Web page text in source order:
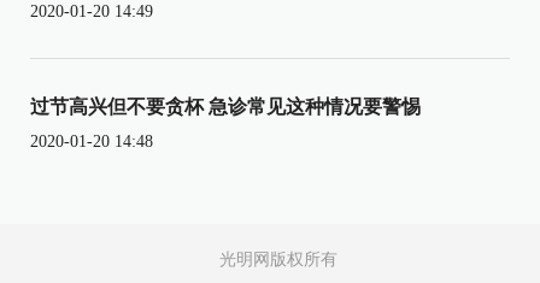
2020-01-20 14:49
过节高兴但不要贪杯 急诊常见这种情况要警惕
2020-01-20 14:48
光明网版权所有